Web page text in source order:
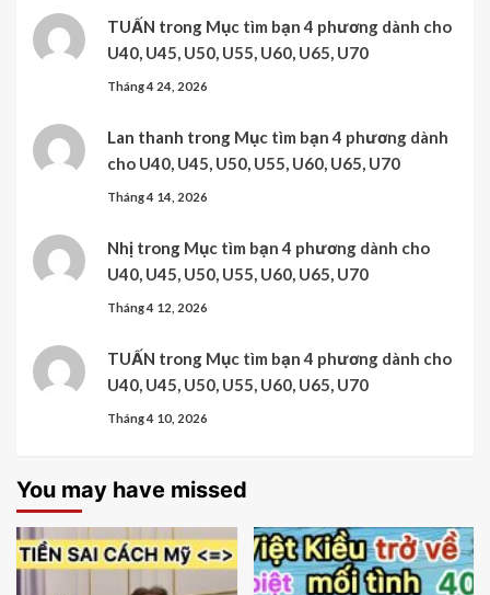
TUẤN trong Mục tìm bạn 4 phương dành cho
U40, U45, U50, U55, U60, U65, U70
Tháng 4 24, 2026
Lan thanh trong Mục tìm bạn 4 phương dành
cho U40, U45, U50, U55, U60, U65, U70
Tháng 4 14, 2026
Nhị trong Mục tìm bạn 4 phương dành cho
U40, U45, U50, U55, U60, U65, U70
Tháng 4 12, 2026
TUẤN trong Mục tìm bạn 4 phương dành cho
U40, U45, U50, U55, U60, U65, U70
Tháng 4 10, 2026
You may have missed